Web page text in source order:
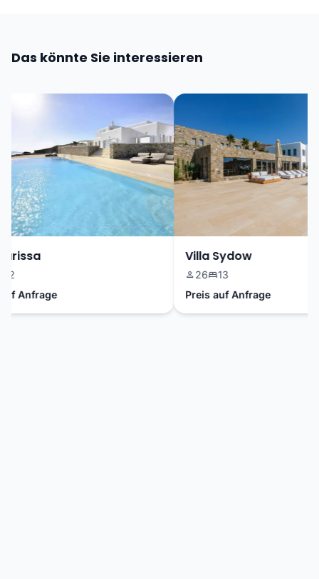
Das könnte Sie interessieren
Anfrage
Villa Sydow
26
13
Preis auf Anfrage